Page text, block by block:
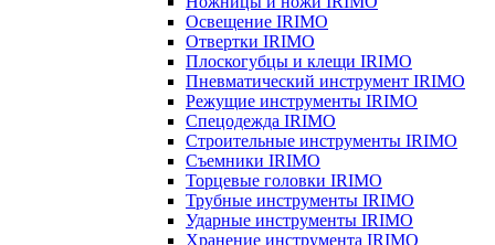
Освещение IRIMO
Отвертки IRIMO
Плоскогубцы и клещи IRIMO
Пневматический инструмент IRIMO
Режущие инструменты IRIMO
Спецодежда IRIMO
Строительные инструменты IRIMO
Съемники IRIMO
Торцевые головки IRIMO
Трубные инструменты IRIMO
Ударные инструменты IRIMO
Хранение инструмента IRIMO